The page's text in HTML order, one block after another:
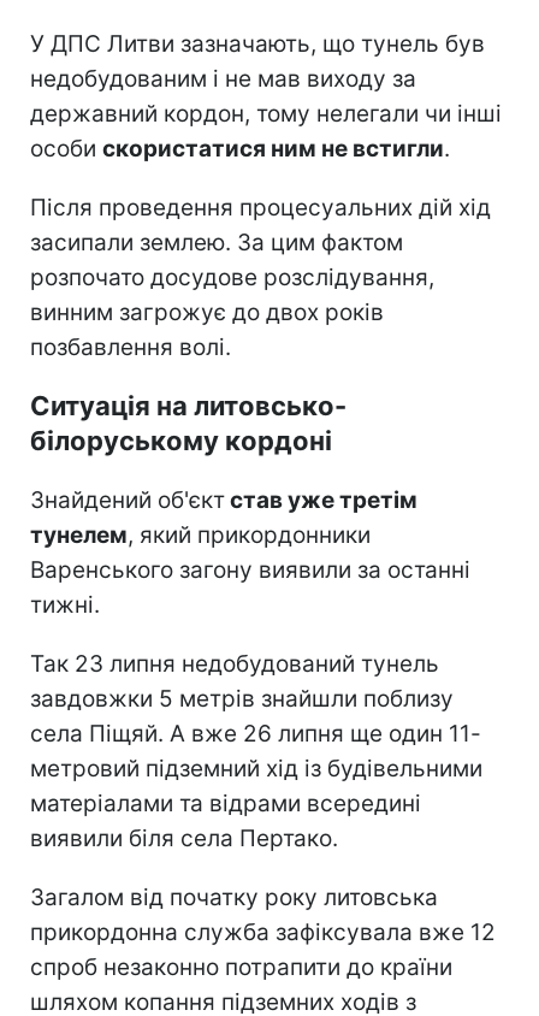
У ДПС Литви зазначають, що тунель був
недобудованим і не мав виходу за
державний кордон, тому нелегали чи інші
особи скористатися ним не встигли.
Після проведення процесуальних дій хід
засипали землею. За цим фактом
розпочато досудове розслідування,
винним загрожує до двох років
позбавлення волі.
Ситуація на литовсько-
білоруському кордоні
Знайдений об'єктстав уже третім
тунелем, який прикордонники
Варенського загону виявили за останні
тижні.
Так 23 липня недобудований тунель
завдовжки 5 метрів знайшли поблизу
села Піщяй. А вже 26 липня ще один 11-
метровий підземний хід із будівельними
матеріалами та відрами всередині
виявили біля села Пертако.
Загалом від початку року литовська
прикордонна служба зафіксувала вже 12
спроб незаконно потрапити до країни
шляхом копання підземних ходів з